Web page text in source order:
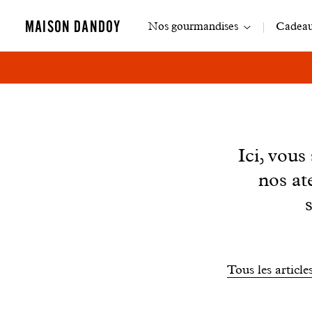
MAISON DANDOY
Navigation
Nos gourmandises
Ici, vous
nos
Tous les